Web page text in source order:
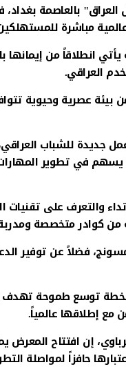
بالعاصمة
مباشرة
انطلاقاً من إيمانها
العراقي.
بيئة عصرية وحيوية
جديدة للشباب
يسهم في تطوير
والتعرف على تقنيات
من كوادر متخصصة
فضلاً عن توفير
لخطة توسع طموحة تهدف
مع إطلاقها عالمياً.
إن افتتاح المعرض
حافزاً لمواصلة